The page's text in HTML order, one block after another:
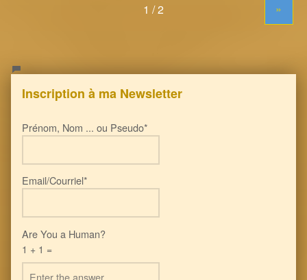
»
Inscription à ma Newsletter
Prénom, Nom ... ou Pseudo*
Email/Courriel*
Are You a Human?
1 + 1 =